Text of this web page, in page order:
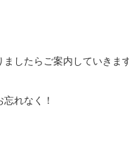
したらご案内していきま
れなく！